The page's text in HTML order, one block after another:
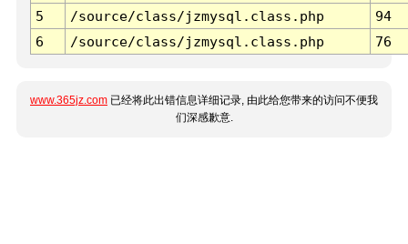
5
/source/class/jzmysql.class.php
94
6
/source/class/jzmysql.class.php 76
www.365jz.com 已经将此出错信息详细记录, 由此给您带来的访问不便我
们深感歉意.